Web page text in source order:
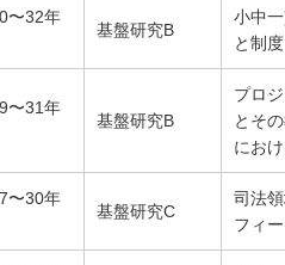
〜32年
基盤研究B
小中
と制
〜31年
基盤研究B
プロ
とそ
にお
〜30年
基盤研究C
司法
フィ